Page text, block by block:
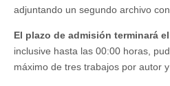
adjuntando un segundo archivo
El plazo de admisión terminará
inclusive hasta las 00:00 horas,
máximo de tres trabajos por autor y